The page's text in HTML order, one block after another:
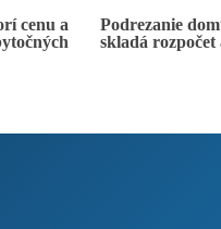
cenu a
Podrezanie
skladá